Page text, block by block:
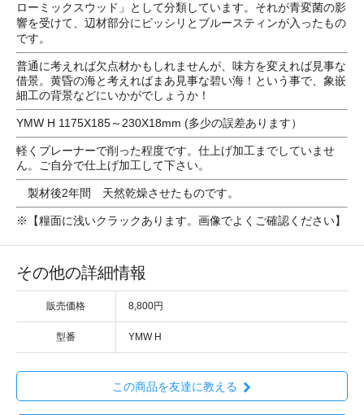
ローミックスウッド」として分類しています。それが青変菌の影
響を受けて、辺材部分にビッシリとブルースティンが入ったもの
です。
普通に考えれば欠点材かもしれませんが、味方を変えれば見事な
借景。黄昏の海と考えればまあ見事な碧い海！という事で、象嵌
細工の背景などにいかがでしょうか！
YMW H 1175X185～230X18mm (多少の誤差あります）
軽くプレーナーで削った程度です。仕上げ加工までしていませ
ん。ご自分で仕上げ加工して下さい。
製材後2年間 天然乾燥させたものです。
※【糧面に浅いクラックあります。画像でよくご確認ください】
その他の詳細情報
販売価格 8,800円
型番 YMW H
この商品を友達に教える